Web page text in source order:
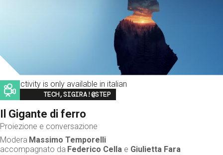
This activity is only available in italian
Image
TECH,SIGIRA!@STEP
Il Gigante di ferro
Proiezione e conversazione
Modera Massimo Temporelli
accompagnato da Federico Cella e Giulietta Fara